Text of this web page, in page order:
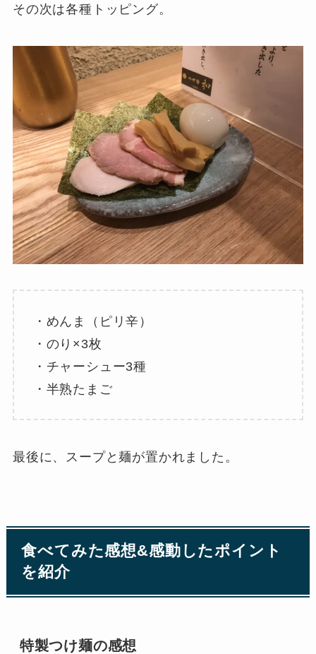
その次は各種トッピング。
・めんま（ピリ辛）
・のり×3枚
・チャーシュー3種
・半熟たまご
最後に、スープと麺が置かれました。
食べてみた感想&感動したポイント
を紹介
特製つけ麺の感想